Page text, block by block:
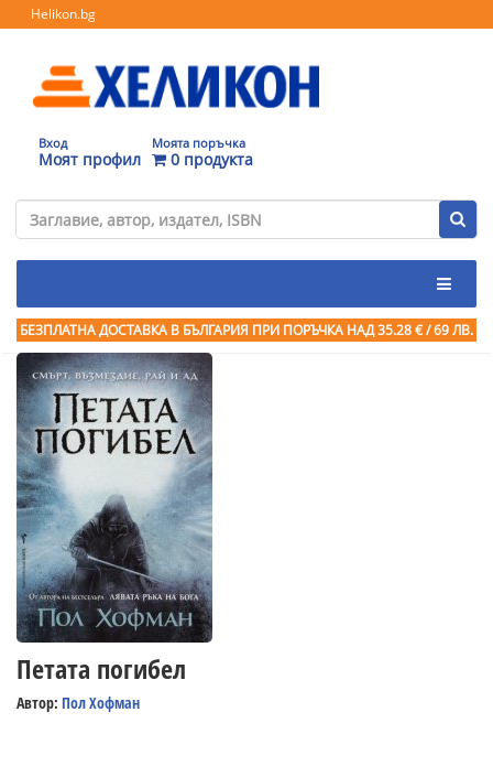
Helikon.bg
Вход
Моят профил
Моята поръчка
0 продукта
БЕЗПЛАТНА ДОСТАВКА В БЪЛГАРИЯ ПРИ ПОРЪЧКА НАД 35.28 € / 69 ЛВ.
Петата погибел
Автор: Пол Хофман